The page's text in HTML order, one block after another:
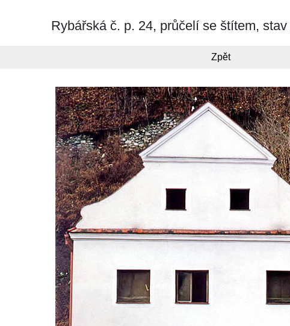
Rybářská č. p. 24, průčelí se štítem,
Zpět